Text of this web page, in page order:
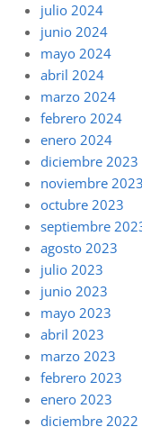
julio 2024
junio 2024
mayo 2024
abril 2024
marzo 2024
febrero 2024
enero 2024
diciembre 2023
noviembre 2023
octubre 2023
septiembre
agosto 2023
julio 2023
junio 2023
mayo 2023
abril 2023
marzo 2023
febrero 2023
enero 2023
diciembre 2022